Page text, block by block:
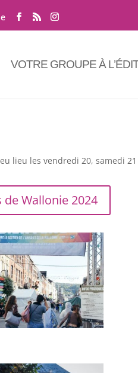
VOTRE GROUPE À
lieu les vendredi 20, samedi
Wallonie 2024